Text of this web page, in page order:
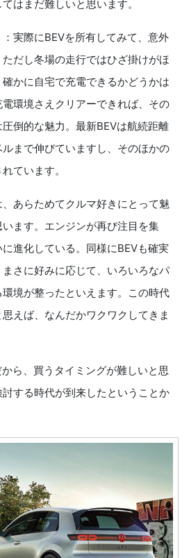
はまだ難しいと思います。
：実際にBEVを所有してみて、意外
だし冬場の走行ではひざ掛けがほ
かに自宅で充電できるかどうかは
環境さえクリアーできれば、その
倒的な魅力。最新BEVは航続距離
まで伸びていますし、そのほかの
ています。
あらためてクルマ好きにとって魅
ます。エンジンが再び注目を集
進化している。同様にBEVも確実
さに好みに応じて、いろいろなパ
境が整ったといえます。この時代
えば、なんだかワクワクしてきま
から、買うタイミングが難しいと思
する時代が到来したということか